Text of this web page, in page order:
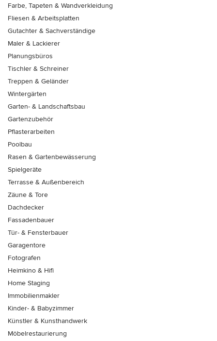
Farbe, Tapeten & Wandverkleidung
Fliesen & Arbeitsplatten
Gutachter & Sachverständige
Maler & Lackierer
Planungsbüros
Tischler & Schreiner
Treppen & Geländer
Wintergärten
Garten- & Landschaftsbau
Gartenzubehör
Pflasterarbeiten
Poolbau
Rasen & Gartenbewässerung
Spielgeräte
Terrasse & Außenbereich
Zäune & Tore
Dachdecker
Fassadenbauer
Tür- & Fensterbauer
Garagentore
Fotografen
Heimkino & Hifi
Home Staging
Immobilienmakler
Kinder- & Babyzimmer
Künstler & Kunsthandwerk
Möbelrestaurierung